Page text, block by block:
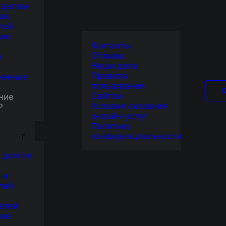
и
Контакты
Отзывы
Наши дела
Правила
пользования
Сайтом
Условия оказания
онлайн-услуг
Политика
конфиденциальности
ПОМОЖЕМ ОФОРМИТЬ ДОСРОЧНУЮ
Будьте уверены в